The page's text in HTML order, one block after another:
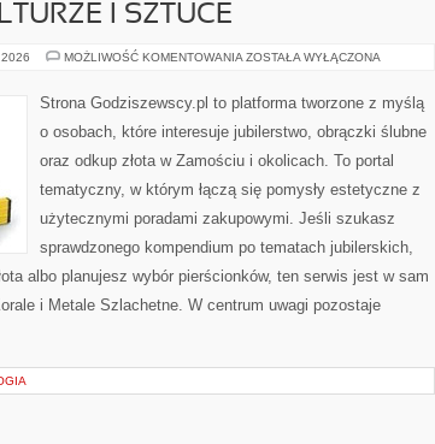
I SZTUCE
MOŻLIWOŚĆ KOMENTOWANIA BIŻUTERIA
SZTUCE
ZOSTAŁA WYŁĄCZONA
Strona Godziszewscy.pl to platforma tworzone z myślą
o osobach, które interesuje jubilerstwo, obrączki ślubne
oraz odkup złota w Zamościu i okolicach. To portal
tematyczny, w którym łączą się pomysły estetyczne z
użytecznymi poradami zakupowymi. Jeśli szukasz
sprawdzonego kompendium po tematach jubilerskich,
albo planujesz wybór pierścionków, ten serwis jest w sam
i Metale Szlachetne. W centrum uwagi pozostaje